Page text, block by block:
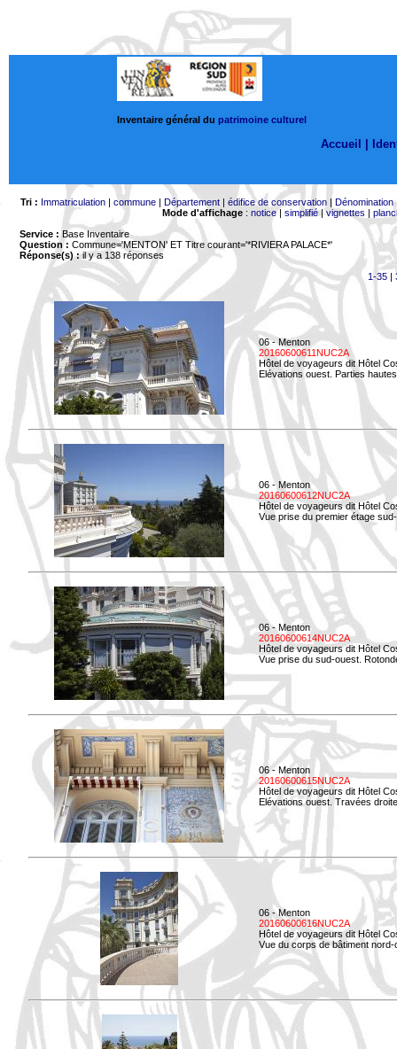
Inventaire général du patrimoine culturel
Accueil |
Tri : Immatriculation| commune| Département| édifice de conservation| Dénomination
Mode d'affichage: notice| simplifié|vignettes |
Service : Base Inventaire
Question : Commune='MENTON' ET Titre courant='*RIVIERA PALACE*'
Réponse(s) :il y a 138 réponses
1-35|
06 - Menton
20160600611NUC2A
Hôtel de voyageurs dit Hôtel
Elévations ouest. Parties
06 - Menton
20160600612NUC2A
Hôtel de voyageurs dit Hôtel
Vue prise du premier étage
06 - Menton
20160600614NUC2A
Hôtel de voyageurs dit Hôtel
Vue prise du sud-ouest.
06 - Menton
20160600615NUC2A
Hôtel de voyageurs dit Hôtel
Elévations ouest. Travées
06 - Menton
20160600616NUC2A
Hôtel de voyageurs dit Hôtel
Vue du corps de bâtiment